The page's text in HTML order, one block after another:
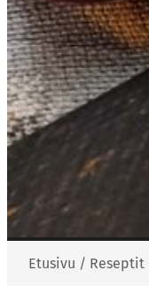
Etusivu / Reseptit